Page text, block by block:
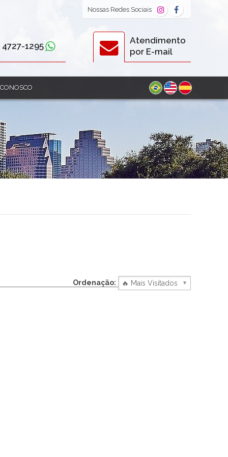
4727-1295
Atendimento
por E-mail
Nossas Redes Sociais
Ordenação: